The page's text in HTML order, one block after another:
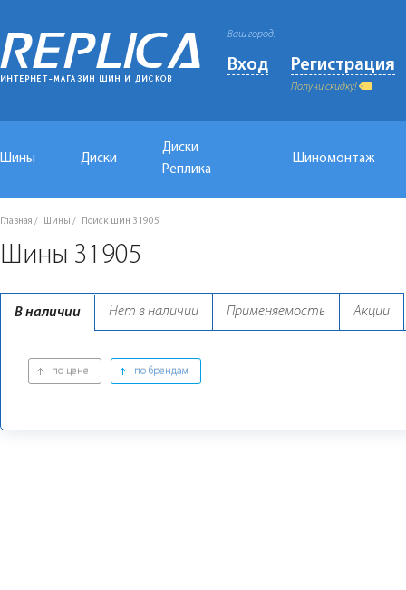
Ваш город:
Вход Регистрация
Получи скидку!
Шины Диски
Диски
Реплика
Шиномонтаж
Главная Шины Поиск шин 31905
Шины 31905
В наличии Нет в наличии Применяемость Акции
по цене по брендам